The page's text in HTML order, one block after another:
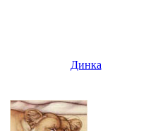
Динка